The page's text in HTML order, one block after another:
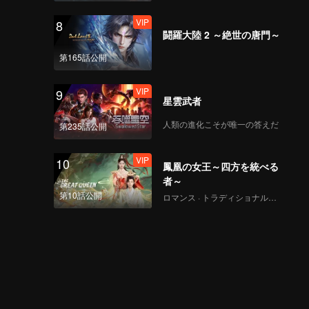
8
第165話公開
VIP
闘羅大陸 2 ～絶世の唐門～
9
第235話公開
VIP
星雲武者
人類の進化こそが唯一の答えだ
10
第10話公開
VIP
鳳凰の女王～四方を統べる
者～
ロマンス · トラディショナル・コスチューム · ファンタジー